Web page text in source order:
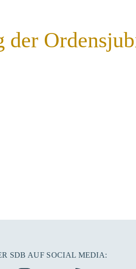
der
SDB AUF SOCIAL MEDIA: